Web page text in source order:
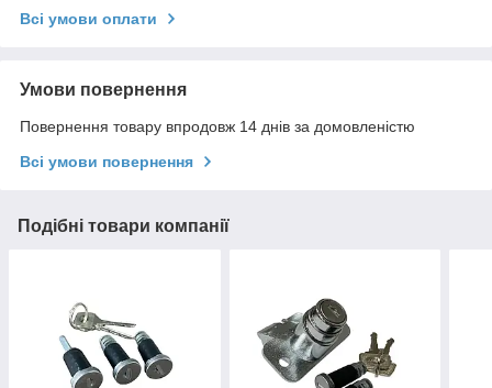
Всі умови оплати
Умови повернення
Повернення товару впродовж 14 днів за домовленістю
Всі умови повернення
Подібні товари компанії